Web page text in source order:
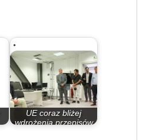
UE coraz bliżej
wdrożenia przepisów